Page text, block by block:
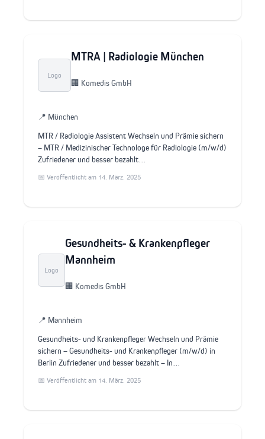
Logo
MTRA | Radiologie München
🏢 Komedis GmbH
📍 München
MTR / Radiologie Assistent Wechseln und Prämie sichern
– MTR / Medizinischer Technologe für Radiologie (m/w/d)
Zufriedener und besser bezahlt…
📅 Veröffentlicht am 14. März. 2025
Logo
Gesundheits- & Krankenpfleger
Mannheim
🏢 Komedis GmbH
📍 Mannheim
Gesundheits- und Krankenpfleger Wechseln und Prämie
sichern – Gesundheits- und Krankenpfleger (m/w/d) in
Berlin Zufriedener und besser bezahlt – In…
📅 Veröffentlicht am 14. März. 2025